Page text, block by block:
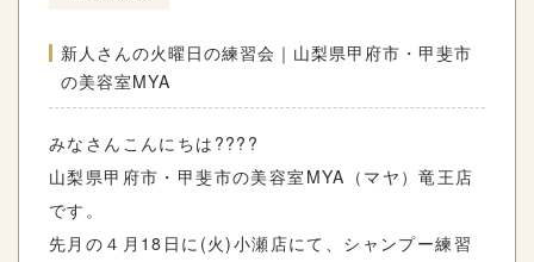
新人さんの火曜日の練習会｜山梨県甲府市・甲斐市
の美容室MYA
みなさんこんにちは????
山梨県甲府市・甲斐市の美容室MYA（マヤ）竜王店
です。
先月の４月18日に(火)小瀬店にて、シャンプー練習